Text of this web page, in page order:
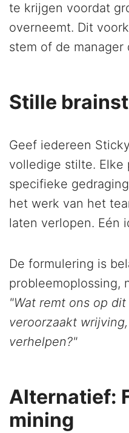
te krijgen voordat
overneemt. Dit
stem of de manager
Stille
Geef iedereen
volledige stilte. Elke
specifieke
het werk van het
laten verlopen. Eén
De formulering is
probleemoplossing,
"Wat remt ons op
veroorzaakt
verhelpen?"
Alternatief:
mining